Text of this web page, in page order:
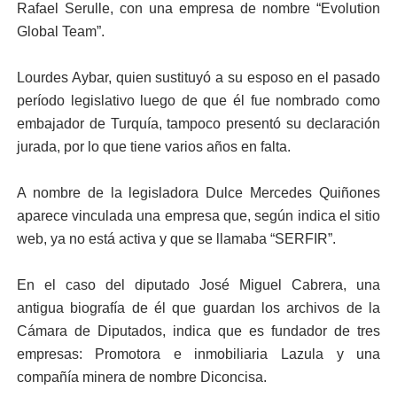
Rafael Serulle, con una em­presa de nombre “Evolu­tion
Global Team”.
Lourdes Aybar, quien susti­tuyó a su esposo en el pasa­do
período legislativo luego de que él fue nombrado co­mo
embajador de Turquía, tampoco presentó su de­claración
jurada, por lo que tiene varios años en falta.
A nombre de la legislado­ra Dulce Mercedes Quiño­nes
aparece vinculada una empresa que, según indi­ca el sitio
web, ya no es­tá activa y que se llamaba “SERFIR”.
En el caso del diputado José Miguel Cabrera, una
antigua biografía de él que guardan los archivos de la
Cámara de Diputados, in­dica que es fundador de tres
empresas: Promoto­ra e inmobiliaria Lazula y una
compañía minera de nombre Diconcisa.